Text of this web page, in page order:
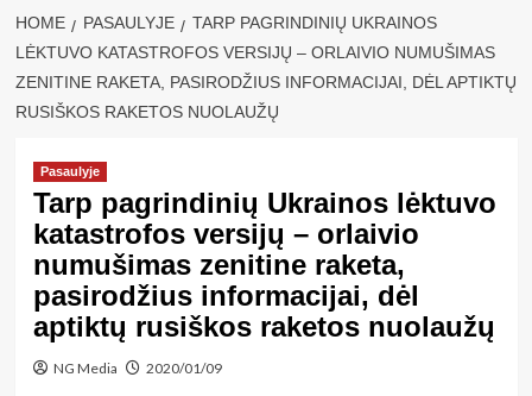
HOME PASAULYJE
TARP PAGRINDINIŲ UKRAINOS
LĖKTUVO KATASTROFOS VERSIJŲ – ORLAIVIO NUMUŠIMAS
ZENITINE RAKETA, PASIRODŽIUS INFORMACIJAI, DĖL APTIKTŲ
RUSIŠKOS RAKETOS NUOLAUŽŲ
Pasaulyje
Tarp pagrindinių Ukrainos lėktuvo
katastrofos versijų – orlaivio
numušimas zenitine raketa,
pasirodžius informacijai, dėl
aptiktų rusiškos raketos nuolaužų
NG Media 2020/01/09